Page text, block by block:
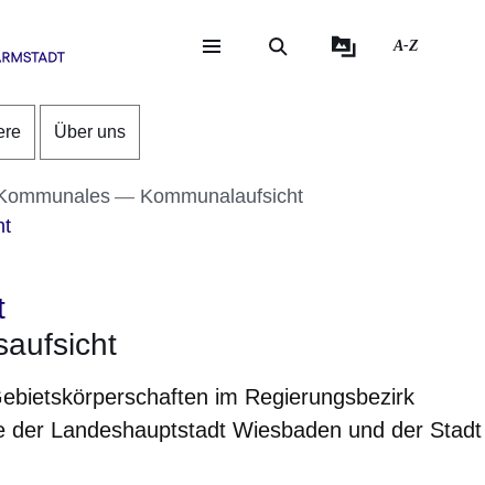
Seite
Seite
A-Z
Über uns
Kommunalaufsicht
im Regierungsbezirk
der Landeshauptstadt Wiesbaden und der Stadt